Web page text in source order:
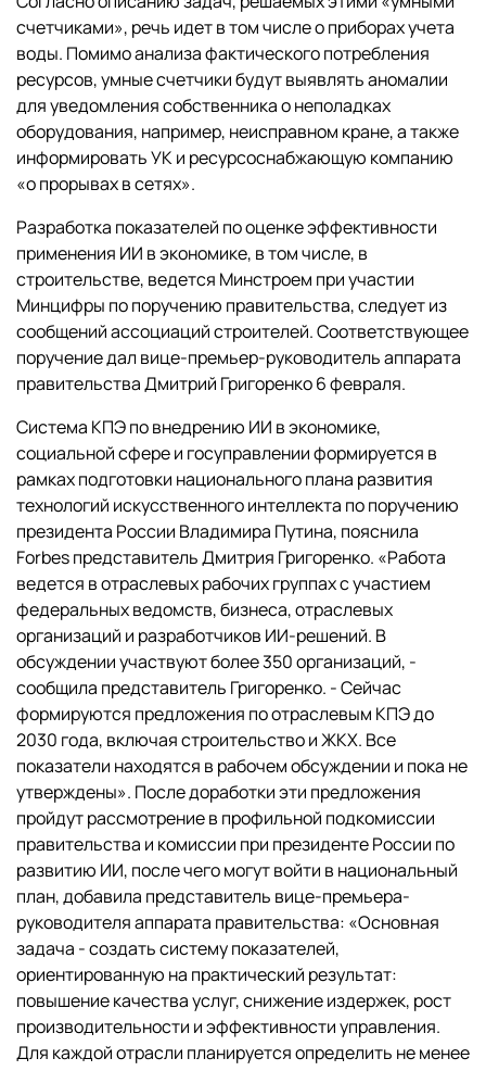
счетчиками», речь идет в том числе о приборах учета
воды. Помимо анализа фактического потребления
ресурсов, умные счетчики будут выявлять аномалии
для уведомления собственника о неполадках
оборудования, например, неисправном кране, а также
информировать УК и ресурсоснабжающую компанию
«о прорывах в сетях».
Разработка показателей по оценке эффективности
применения ИИ в экономике, в том числе, в
строительстве, ведется Минстроем при участии
Минцифры по поручению правительства, следует из
сообщений ассоциаций строителей. Соответствующее
поручение дал вице-премьер-руководитель аппарата
правительства Дмитрий Григоренко 6 февраля.
Система КПЭ по внедрению ИИ в экономике,
социальной сфере и госуправлении формируется в
рамках подготовки национального плана развития
технологий искусственного интеллекта по поручению
президента России Владимира Путина, пояснила
Forbes представитель Дмитрия Григоренко. «Работа
ведется в отраслевых рабочих группах с участием
федеральных ведомств, бизнеса, отраслевых
организаций и разработчиков ИИ-решений. В
обсуждении участвуют более 350 организаций, -
сообщила представитель Григоренко. - Сейчас
формируются предложения по отраслевым КПЭ до
2030 года, включая строительство и ЖКХ. Все
показатели находятся в рабочем обсуждении и пока не
утверждены». После доработки эти предложения
пройдут рассмотрение в профильной подкомиссии
правительства и комиссии при президенте России по
развитию ИИ, после чего могут войти в национальный
план, добавила представитель вице-премьера-
руководителя аппарата правительства: «Основная
задача - создать систему показателей,
ориентированную на практический результат:
повышение качества услуг, снижение издержек, рост
производительности и эффективности управления.
Для каждой отрасли планируется определить не менее